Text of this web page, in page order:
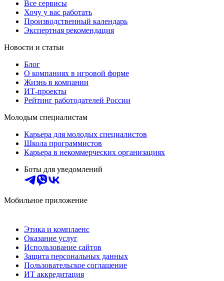
Все сервисы
Хочу у вас работать
Производственный календарь
Экспертная рекомендация
Новости и статьи
Блог
О компаниях в игровой форме
Жизнь в компании
ИТ-проекты
Рейтинг работодателей России
Молодым специалистам
Карьера для молодых специалистов
Школа программистов
Карьера в некоммерческих организациях
Боты для уведомлений
Мобильное приложение
Этика и комплаенс
Оказание услуг
Использование сайтов
Защита персональных данных
Пользовательское соглашение
ИТ аккредитация